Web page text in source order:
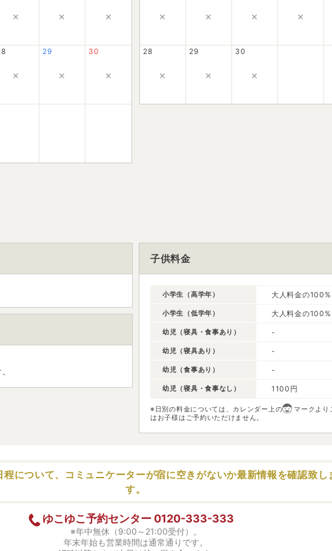
× × ×
×
29
×
30
×
× × × ×
28
×
29
×
30
×
子供料金
小学生（高学年） 大人料金の100%
小学生（低学年） 大人料金の100%
幼児（寝具・食事あり） -
幼児（寝具あり） -
幼児（食事あり） -
幼児（寝具・食事なし） 1100円
※日別の料金については、カレンダー上の
マークより
はお子様はご予約いただけません。
程について、コミュニケーターが宿に空きがないか最新情報を確認致し
す。
ゆこゆこ予約センター 0120-333-333
※年中無休（9:00～21:00受付）。
年末年始も営業時間は通常通りです。